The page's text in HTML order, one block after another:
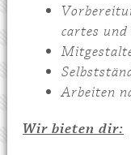
cartes
Arbeiten
Wir bieten dir: